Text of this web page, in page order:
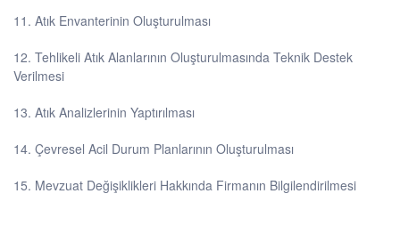
11. Atık Envanterinin Oluşturulması
12. Tehlikeli Atık Alanlarının Oluşturulmasında Teknik Destek
Verilmesi
13. Atık Analizlerinin Yaptırılması
14. Çevresel Acil Durum Planlarının Oluşturulması
15. Mevzuat Değişiklikleri Hakkında Firmanın Bilgilendirilmesi